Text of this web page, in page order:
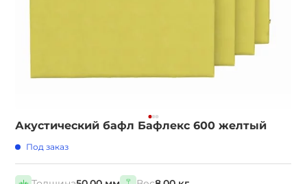
Акустический бафл Бафлекс 600 желтый
Под заказ